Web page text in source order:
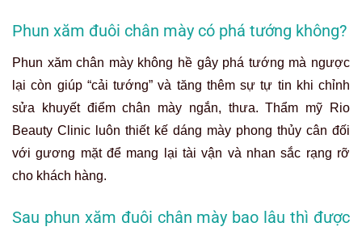
Phun xăm đuôi chân mày có phá tướng không?
Phun xăm chân mày không hề gây phá tướng mà ngược
lại còn giúp “cải tướng” và tăng thêm sự tự tin khi chỉnh
sửa khuyết điểm chân mày ngắn, thưa. Thẩm mỹ Rio
Beauty Clinic luôn thiết kế dáng mày phong thủy cân đối
với gương mặt để mang lại tài vận và nhan sắc rạng rỡ
cho khách hàng.
Sau phun xăm đuôi chân mày bao lâu thì được